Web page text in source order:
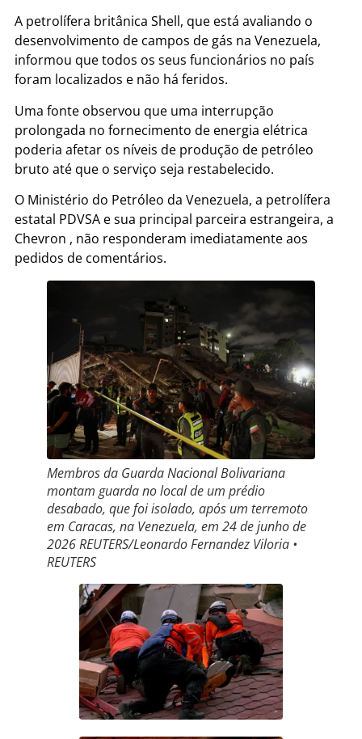
A petrolífera britânica Shell, que está avaliando o
desenvolvimento de campos de gás na Venezuela,
informou que todos os seus funcionários no país
foram localizados e não há feridos.
Uma fonte observou que uma interrupção
prolongada no fornecimento de energia elétrica
poderia afetar os níveis de produção de petróleo
bruto até que o serviço seja restabelecido.
O Ministério do Petróleo da Venezuela, a petrolífera
estatal PDVSA e sua principal parceira estrangeira, a
Chevron , não responderam imediatamente aos
pedidos de comentários.
Membros da Guarda Nacional Bolivariana
montam guarda no local de um prédio
desabado, que foi isolado, após um terremoto
em Caracas, na Venezuela, em 24 de junho de
2026 REUTERS/Leonardo Fernandez Viloria •
REUTERS